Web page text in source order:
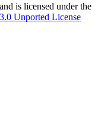
and is licensed under the
Unported License